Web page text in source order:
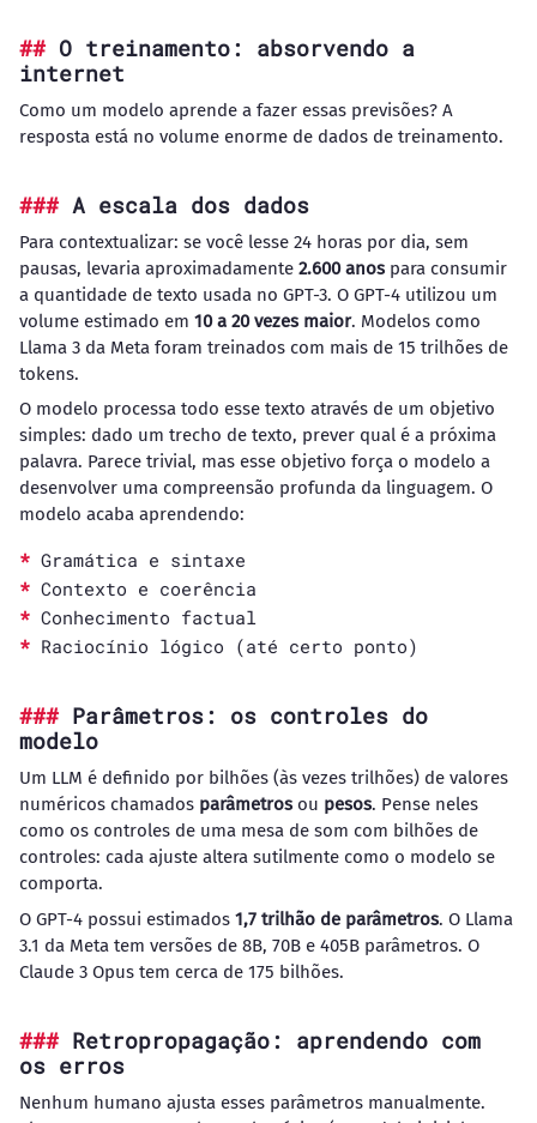
O treinamento: absorvendo a
internet
Como um modelo aprende a fazer essas previsões? A
resposta está no volume enorme de dados de treinamento.
A escala dos dados
Para contextualizar: se você lesse 24 horas por dia, sem
pausas, levaria aproximadamente 2.600 anospara consumir
a quantidade de texto usada no GPT-3. O GPT-4 utilizou um
volume estimado em 10 a 20 vezes maior. Modelos como
Llama 3 da Meta foram treinados com mais de 15 trilhões de
tokens.
O modelo processa todo esse texto através de um objetivo
simples: dado um trecho de texto, prever qual é a próxima
palavra. Parece trivial, mas esse objetivo força o modelo a
desenvolver uma compreensão profunda da linguagem. O
modelo acaba aprendendo:
Gramática e sintaxe
Contexto e coerência
Conhecimento factual
Raciocínio lógico (até certo ponto)
Parâmetros: os controles do
modelo
Um LLM é definido por bilhões (às vezes trilhões) de valores
numéricos chamados parâmetrosou pesos. Pense neles
como os controles de uma mesa de som com bilhões de
controles: cada ajuste altera sutilmente como o modelo se
comporta.
O GPT-4 possui estimados 1,7 trilhão de parâmetros. O Llama
3.1 da Meta tem versões de 8B, 70B e 405B parâmetros. O
Claude 3 Opus tem cerca de 175 bilhões.
Retropropagação: aprendendo com
os erros
Nenhum humano ajusta esses parâmetros manualmente.